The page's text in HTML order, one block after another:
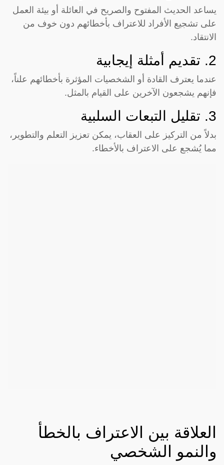
يساعد الحديث المفتوح والصريح في العائلة أو بيئة العمل
على تشجيع الأفراد للاعتراف بأخطائهم دون خوف من
الانتقاد.
2. تقديم أمثلة إيجابية
عندما يعترف القادة أو الشخصيات المؤثرة بأخطائهم علناً،
فإنهم يشجعون الآخرين على القيام بالمثل.
3. تقليل التبعات السلبية
بدلاً من التركيز على العقاب، يمكن تعزيز التعلم والتطوير،
مما يُشجع على الاعتراف بالأخطاء.
العلاقة بين الاعتراف بالخطأ
والنمو الشخصي